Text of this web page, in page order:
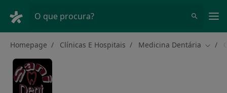
O que procura?
Homepage Clínicas E Hospitais Medicina Dentária